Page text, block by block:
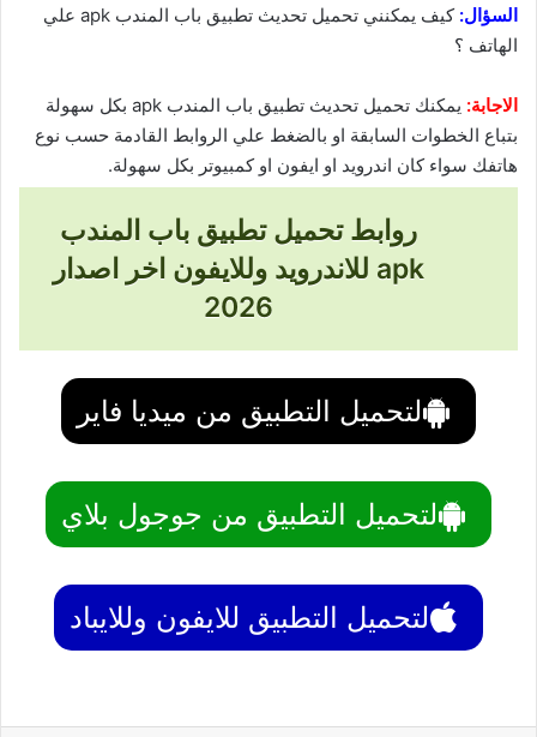
السؤال:
كيف يمكنني تحميل تحديث تطبيق باب المندب apk علي
الهاتف ؟
الاجابة:
يمكنك تحميل تحديث تطبيق باب المندب apk بكل سهولة
بتباع الخطوات السابقة او بالضغط علي الروابط القادمة حسب نوع
هاتفك سواء كان اندرويد او ايفون او كمبيوتر بكل سهولة.
روابط تحميل تطبيق باب المندب
apk للاندرويد وللايفون اخر اصدار
2026
لتحميل التطبيق من ميديا فاير
لتحميل التطبيق من جوجول بلاي
لتحميل التطبيق للايفون وللايباد